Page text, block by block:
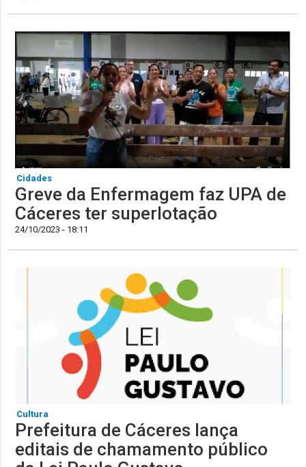
Cidades
Greve da Enfermagem faz UPA de
Cáceres ter superlotação
24/10/2023 - 18:11
Cultura
Prefeitura de Cáceres lança
editais de chamamento público